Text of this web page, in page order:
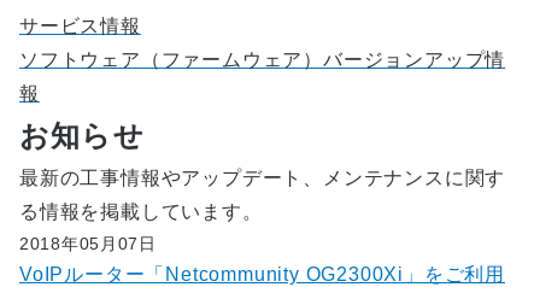
サービス情報
ソフトウェア（ファームウェア）バージョンアップ情
報
お知らせ
最新の工事情報やアップデート、メンテナンスに関す
る情報を掲載しています。
2018年05月07日
VoIPルーター「Netcommunity OG2300Xi」をご利用